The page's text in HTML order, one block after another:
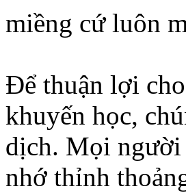
miềng cứ luôn
Để thuận lợi
khuyến học,
dịch. Mọi người
nhớ thỉnh